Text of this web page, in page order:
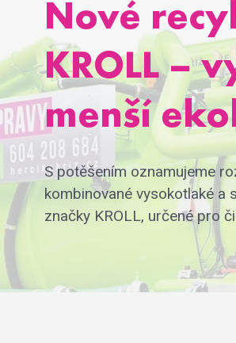
Nové
KROLL –
menší
S potěšením oznamujeme
kombinované vysokotlaké a
značky KROLL, určené pro